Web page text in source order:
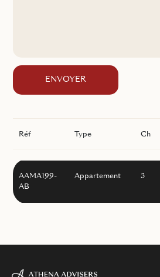
ENVOYER
Réf Type Ch
AAMA199-
AB
Appartement 3